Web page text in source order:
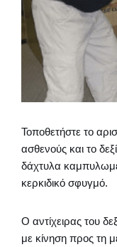
Τοποθετήστε το
ασθενούς και το
δάχτυλα
κερκιδικό σφυγμό.
Ο αντίχειρας του
με κίνηση προς τη